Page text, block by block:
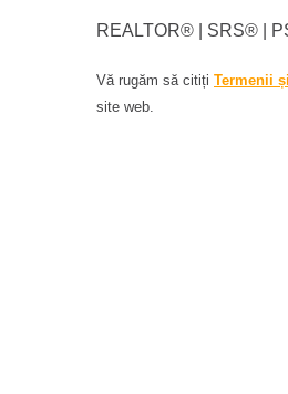
REALTOR®️ | SRS®️ |
Vă rugăm să citiți Termenii
site web.